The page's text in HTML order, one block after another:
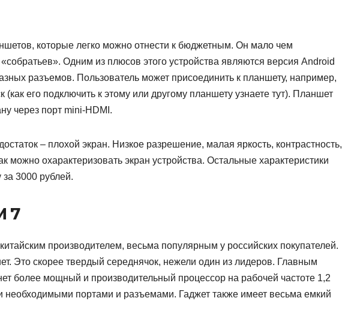
которые легко можно отнести к бюджетным. Он мало чем
Одним из плюсов этого устройства являются версия Android
разъемов. Пользователь может присоединить к планшету, например,
его подключить к этому или другому планшету узнаете тут). Планшет
через порт mini-HDMI.
– плохой экран. Низкое разрешение, малая яркость, контрастность,
можно охарактеризовать экран устройства. Остальные характеристики
3000 рублей.
7
производителем, весьма популярным у российских покупателей.
Это скорее твердый середнячок, нежели один из лидеров. Главным
более мощный и производительный процессор на рабочей частоте 1,2
необходимыми портами и разъемами. Гаджет также имеет весьма емкий